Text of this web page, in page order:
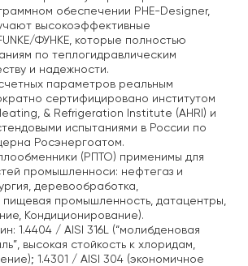
обеспечении PHE-Designer,
высокоэффективные
ФУНКЕ, которые полностью
по теплогидравлическим
и надежности.
параметров реальным
сертифицировано институтом
& Refrigeration Institute (AHRI) и
испытаниями в России по
Росэнергоатом.
(РПТО) применимы для
промышленноси: нефтегаз и
деревообработка,
промышленность, датацентры,
Кондиционирование).
1.4404 / AISI 316L (“молибденовая
высокая стойкость к хлоридам,
1.4301 / AISI 304 (экономичное